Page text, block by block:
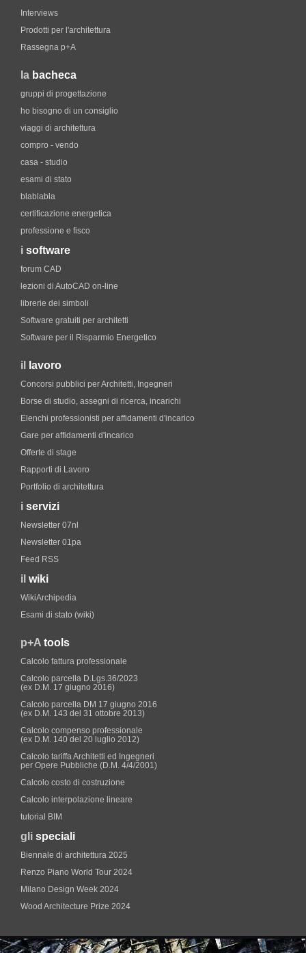
Interviews
Prodotti per l'architettura
Rassegna p+A
la bacheca
gruppi di progettazione
ho bisogno di un consiglio
viaggi di architettura
compro - vendo
casa - studio
esami di stato
blablabla
certificazione energetica
professione e fisco
i software
forum CAD
lezioni di AutoCAD on-line
librerie dei simboli
Software gratuiti per architetti
Software per il Risparmio Energetico
il lavoro
Concorsi pubblici per Architetti, Ingegneri
Borse di studio, assegni di ricerca, incarichi
Elenchi professionisti per affidamenti d'incarico
Gare per affidamenti d'incarico
Offerte di stage
Rapporti di Lavoro
Portfolio di architettura
i servizi
Newsletter 07nl
Newsletter 01pa
Feed RSS
il wiki
WikiArchipedia
Esami di stato (wiki)
p+A tools
Calcolo fattura professionale
Calcolo parcella D.Lgs.36/2023
(ex D.M. 17 giugno 2016)
Calcolo parcella DM 17 giugno 2016
(ex D.M. 143 del 31 ottobre 2013)
Calcolo compenso professionale
(ex D.M. 140 del 20 luglio 2012)
Calcolo tariffa Architetti ed Ingegneri
per Opere Pubbliche (D.M. 4/4/2001)
Calcolo costo di costruzione
Calcolo interpolazione lineare
tutorial BIM
gli speciali
Biennale di architettura 2025
Renzo Piano World Tour 2024
Milano Design Week 2024
Wood Architecture Prize 2024